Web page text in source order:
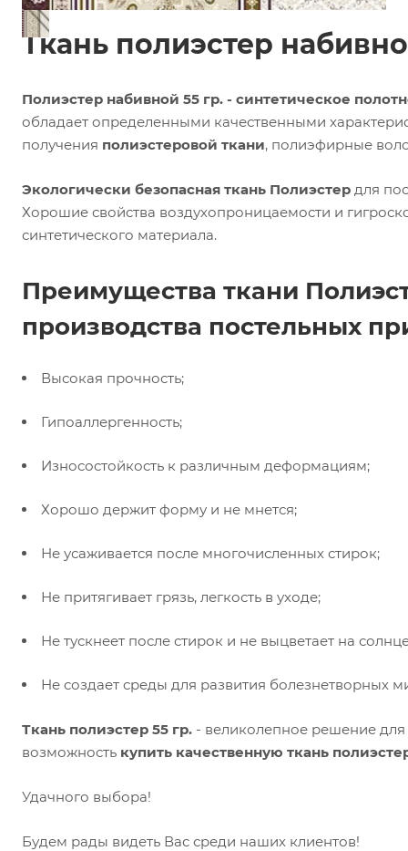
Ткань полиэстер
Полиэстер набивной 55 гр. - синтетическое
обладает определенными качественными
получения полиэстеровой ткани, полиэфирные
Экологически безопасная ткань Полиэстер для
Хорошие свойства воздухопроницаемости и
синтетического материала.
Преимущества ткани
производства постельных
Высокая прочность;
Гипоаллергенность;
Износостойкость к различным деформациям;
Хорошо держит форму и не мнется;
Не усаживается после многочисленных стирок;
Не притягивает грязь, легкость в уходе;
Не тускнеет после стирок и не выцветает на
Не создает среды для развития болезнетворных
Ткань полиэстер 55 гр. - великолепное решение
возможность купить качественную ткань
Удачного выбора!
Будем рады видеть Вас среди наших клиентов!